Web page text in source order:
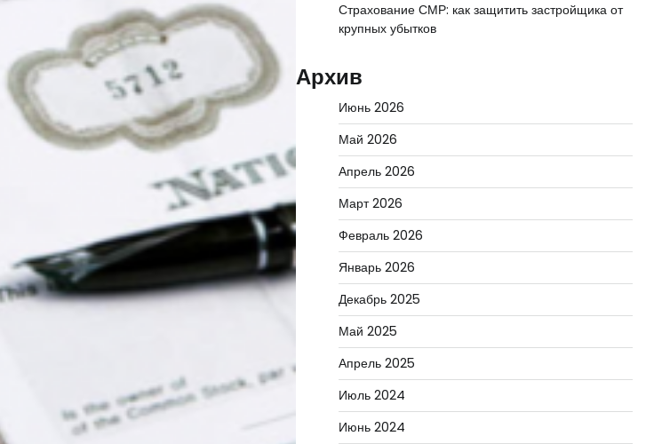
Страхование СМР: как защитить застройщика от
крупных убытков
Архив
Июнь 2026
Май 2026
Апрель 2026
Март 2026
Февраль 2026
Январь 2026
Декабрь 2025
Май 2025
Апрель 2025
Июль 2024
Июнь 2024